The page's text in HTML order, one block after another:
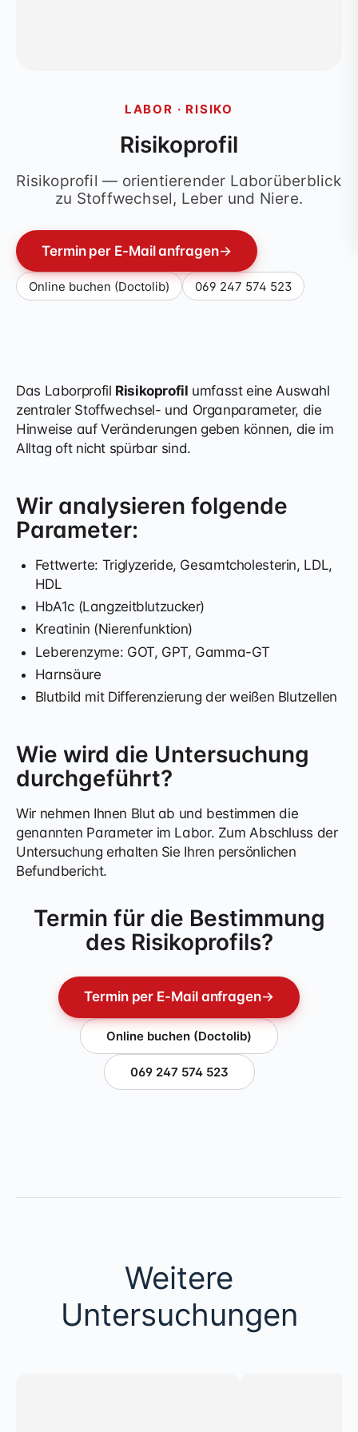
LABOR · RISIKO
Risikoprofil
Risikoprofil — orientierender Laborüberblick
zu Stoffwechsel, Leber und Niere.
Termin per E-Mail anfragen→
Online buchen (Doctolib) 069 247 574 523
Das Laborprofil Risikoprofil umfasst eine Auswahl
zentraler Stoffwechsel- und Organparameter, die
Hinweise auf Veränderungen geben können, die im
Alltag oft nicht spürbar sind.
Wir analysieren folgende
Parameter:
Fettwerte: Triglyzeride, Gesamtcholesterin, LDL,
HDL
HbA1c (Langzeitblutzucker)
Kreatinin (Nierenfunktion)
Leberenzyme: GOT, GPT, Gamma-GT
Harnsäure
Blutbild mit Differenzierung der weißen Blutzellen
Wie wird die Untersuchung
durchgeführt?
Wir nehmen Ihnen Blut ab und bestimmen die
genannten Parameter im Labor. Zum Abschluss der
Untersuchung erhalten Sie Ihren persönlichen
Befundbericht.
Termin für die Bestimmung
des Risikoprofils?
Termin per E-Mail anfragen→
Online buchen (Doctolib)
069 247 574 523
Weitere
Untersuchungen